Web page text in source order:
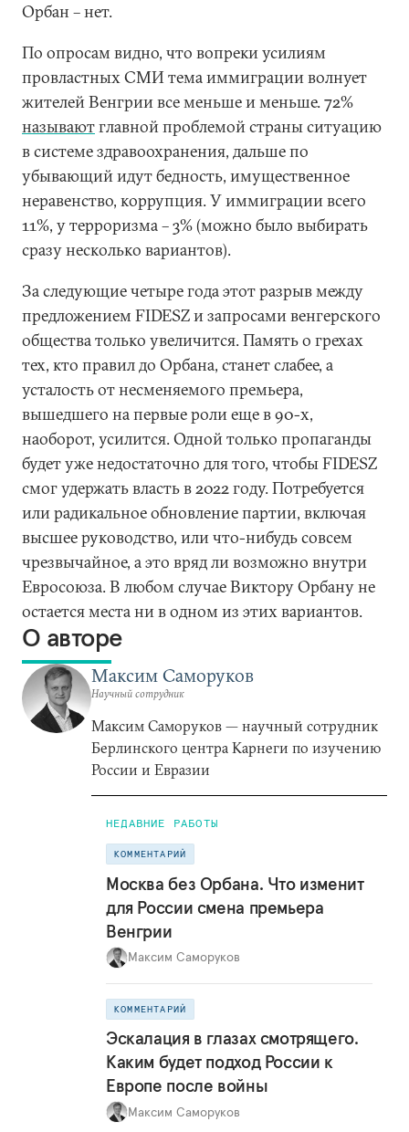
Орбан – нет.
По опросам видно, что вопреки усилиям
провластных СМИ тема иммиграции волнует
жителей Венгрии все меньше и меньше. 72%
называютглавной проблемой страны ситуацию
в системе здравоохранения, дальше по
убывающий идут бедность, имущественное
неравенство, коррупция. У иммиграции всего
11%, у терроризма – 3% (можно было выбирать
сразу несколько вариантов).
За следующие четыре года этот разрыв между
предложением FIDESZ и запросами венгерского
общества только увеличится. Память о грехах
тех, кто правил до Орбана, станет слабее, а
усталость от несменяемого премьера,
вышедшего на первые роли еще в 90-х,
наоборот, усилится. Одной только пропаганды
будет уже недостаточно для того, чтобы FIDESZ
смог удержать власть в 2022 году. Потребуется
или радикальное обновление партии, включая
высшее руководство, или что-нибудь совсем
чрезвычайное, а это вряд ли возможно внутри
Евросоюза. В любом случае Виктору Орбану не
остается места ни в одном из этих вариантов.
О авторе
Максим Саморуков
Научный сотрудник
Максим Саморуков — научный сотрудник
Берлинского центра Карнеги по изучению
России и Евразии
НЕДАВНИЕ РАБОТЫ
КОММЕНТАРИЙ
Москва без Орбана. Что изменит
для России смена премьера
Венгрии
Максим Саморуков
КОММЕНТАРИЙ
Эскалация в глазах смотрящего.
Каким будет подход России к
Европе после войны
Максим Саморуков